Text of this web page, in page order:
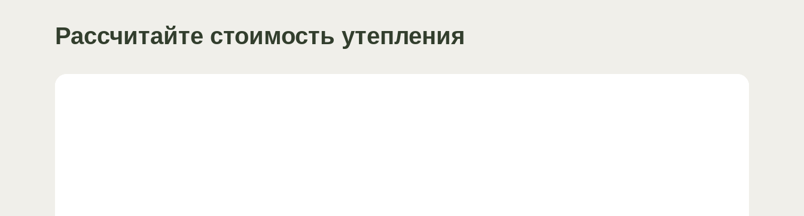
Рассчитайте стоимость утепления